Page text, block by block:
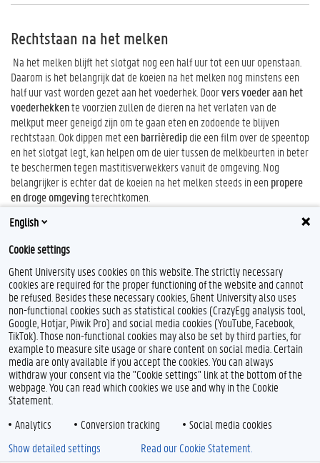
Rechtstaan na het melken
Na het melken blijft het slotgat nog een half uur tot een uur openstaan.
Daarom is het belangrijk dat de koeien na het melken nog minstens een
half uur vast worden gezet aan het voederhek. Doorvers voeder aan het
voederhekkente voorzien zullen de dieren na het verlaten van de
melkput meer geneigd zijn om te gaan eten en zodoende te blijven
rechtstaan. Ook dippen met een barrièredipdie een film over de speentop
en het slotgat legt, kan helpen om de uier tussen de melkbeurten in beter
te beschermen tegen mastitisverwekkers vanuit de omgeving. Nog
belangrijker is echter dat de koeien na het melken steeds in een propere
en droge omgevingterechtkomen.
English
Cookie settings
Ghent University uses cookies on this website. The strictly necessary
cookies are required for the proper functioning of the website and cannot
be refused. Besides these necessary cookies, Ghent University also uses
non-functional cookies such as statistical cookies (CrazyEgg analysis tool,
Google, Hotjar, Piwik Pro) and social media cookies (YouTube, Facebook,
TikTok). Those non-functional cookies may also be set by third parties, for
example to measure site usage or share content on social media. Certain
media are only available if you accept the cookies. You can always
withdraw your consent via the "Cookie settings" link at the bottom of the
webpage. You can read which cookies we use and why in the Cookie
Statement.
Analytics
Conversion tracking Social media cookies
Show detailed settings Read our Cookie Statement.